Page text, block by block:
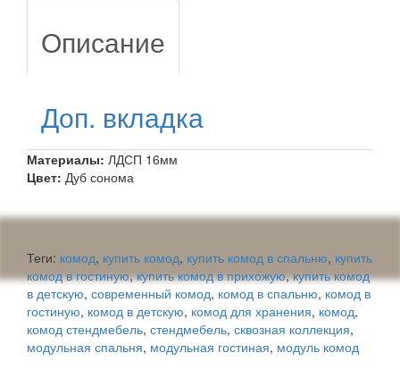
Описание
Доп. вкладка
Материалы: ЛДСП 16мм
Цвет: Дуб сонома
Теги: комод, купить комод, купить комод в спальню, купить
комод в гостиную,купить комод в прихожую,купить комод
в детскую, современный комод, комод в спальню, комод в
гостиную, комод в детскую, комод для хранения, комод,
комод стендмебель, стендмебель, сквозная коллекция,
модульная спальня, модульная гостиная, модуль комод